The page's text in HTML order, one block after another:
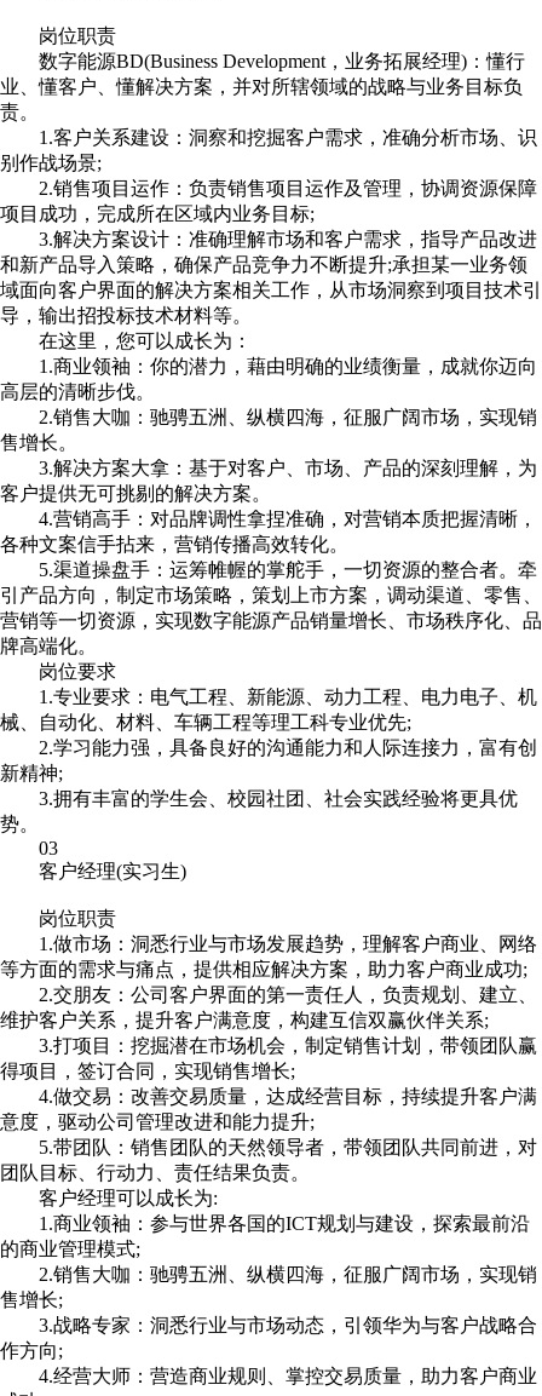
岗位职责
数字能源BD(Business Development，业务拓展经理)：懂行
业、懂客户、懂解决方案，并对所辖领域的战略与业务目标负
责。
1.客户关系建设：洞察和挖掘客户需求，准确分析市场、识
别作战场景;
2.销售项目运作：负责销售项目运作及管理，协调资源保障
项目成功，完成所在区域内业务目标;
3.解决方案设计：准确理解市场和客户需求，指导产品改进
和新产品导入策略，确保产品竞争力不断提升;承担某一业务领
域面向客户界面的解决方案相关工作，从市场洞察到项目技术引
导，输出招投标技术材料等。
在这里，您可以成长为：
1.商业领袖：你的潜力，藉由明确的业绩衡量，成就你迈向
高层的清晰步伐。
2.销售大咖：驰骋五洲、纵横四海，征服广阔市场，实现销
售增长。
3.解决方案大拿：基于对客户、市场、产品的深刻理解，为
客户提供无可挑剔的解决方案。
4.营销高手：对品牌调性拿捏准确，对营销本质把握清晰，
各种文案信手拈来，营销传播高效转化。
5.渠道操盘手：运筹帷幄的掌舵手，一切资源的整合者。牵
引产品方向，制定市场策略，策划上市方案，调动渠道、零售、
营销等一切资源，实现数字能源产品销量增长、市场秩序化、品
牌高端化。
岗位要求
1.专业要求：电气工程、新能源、动力工程、电力电子、机
械、自动化、材料、车辆工程等理工科专业优先;
2.学习能力强，具备良好的沟通能力和人际连接力，富有创
新精神;
3.拥有丰富的学生会、校园社团、社会实践经验将更具优
势。
03
客户经理(实习生)
岗位职责
1.做市场：洞悉行业与市场发展趋势，理解客户商业、网络
等方面的需求与痛点，提供相应解决方案，助力客户商业成功;
2.交朋友：公司客户界面的第一责任人，负责规划、建立、
维护客户关系，提升客户满意度，构建互信双赢伙伴关系;
3.打项目：挖掘潜在市场机会，制定销售计划，带领团队赢
得项目，签订合同，实现销售增长;
4.做交易：改善交易质量，达成经营目标，持续提升客户满
意度，驱动公司管理改进和能力提升;
5.带团队：销售团队的天然领导者，带领团队共同前进，对
团队目标、行动力、责任结果负责。
客户经理可以成长为:
1.商业领袖：参与世界各国的ICT规划与建设，探索最前沿
的商业管理模式;
2.销售大咖：驰骋五洲、纵横四海，征服广阔市场，实现销
售增长;
3.战略专家：洞悉行业与市场动态，引领华为与客户战略合
作方向;
4.经营大师：营造商业规则、掌控交易质量，助力客户商业